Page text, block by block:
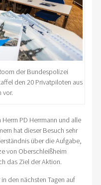
der Bundespolizei
den 20 Privatpiloten aus
vor.
PD Herrmann und alle
hat dieser Besuch sehr
über die Aufgabe,
von Oberschleißheim
das Ziel der Aktion.
den nächsten Tagen auf